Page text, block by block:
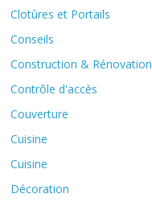
Clotûres et Portails
Conseils
Construction & Rénovation
Contrôle d'accès
Couverture
Cuisine
Cuisine
Décoration